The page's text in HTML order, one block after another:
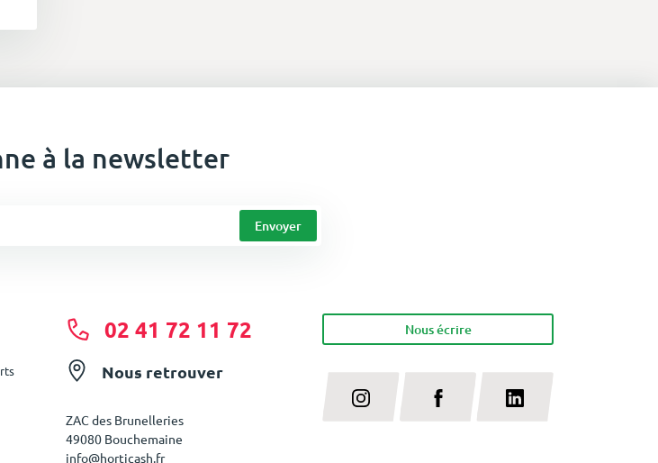
à la newsletter
02 41 72 11 72
Nous retrouver
ZAC des Brunelleries
49080 Bouchemaine
info@horticash.fr
Nous écrire